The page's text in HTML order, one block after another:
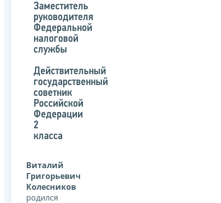
Заместитель
руководителя
Федеральной
налоговой
службы
Действительный
государственный
советник
Российской
Федерации
2
класса
Виталий
Григорьевич
Колесников
родился